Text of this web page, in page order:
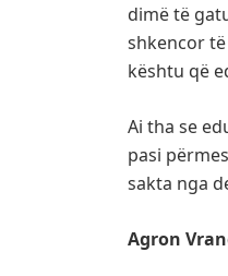
dimë të
shkencor
kështu që
Ai tha se
pasi
sakta nga
Agron